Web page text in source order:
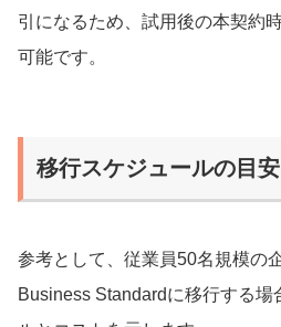
引になるため、試用後の本契約
可能です。
移行スケジュールの目
参考として、従業員50名規模の
Business Standardに移行する場